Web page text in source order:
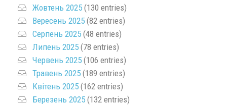
Жовтень 2025 (130 entries)
Вересень 2025 (82 entries)
Серпень 2025 (48 entries)
Липень 2025 (78 entries)
Червень 2025 (106 entries)
Травень 2025 (189 entries)
Квітень 2025 (162 entries)
Березень 2025 (132 entries)